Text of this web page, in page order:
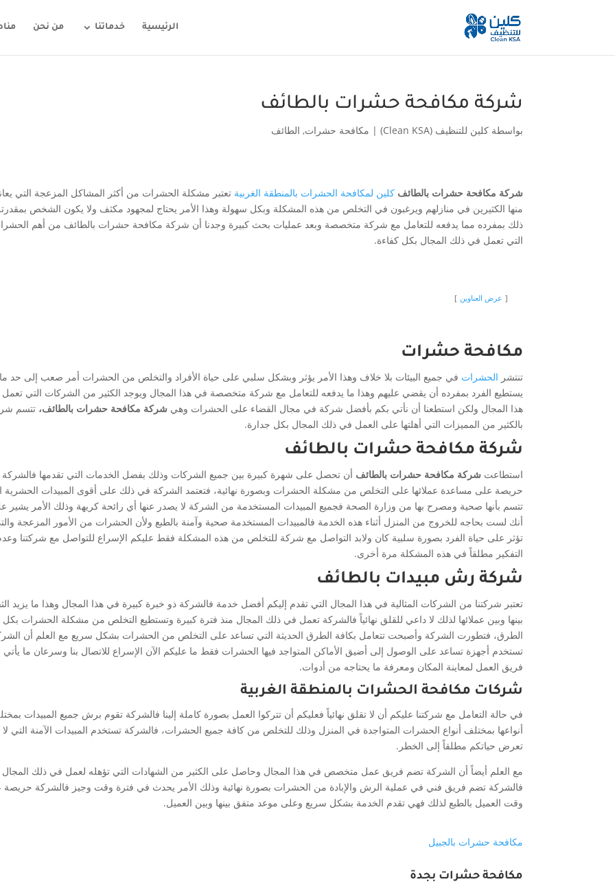
الرئيسية خدماتنا من نحن
شركة مكافحة حشرات بالطائف
بواسطةكلين للتنظيف (Clean KSA) | مكافحة حشرات, الطائف
شركة مكافحة حشرات بالطائفكلين لمكافحة الحشرات بالمنطقة الغربية تعتبر مشكلة الحشرات من أكثر المشاكل المزعجة التي
منها الكثيرين في منازلهم ويرغبون في التخلص من هذه المشكلة وبكل سهولة وهذا الأمر يحتاج لمجهود مكثف ولا يكون الشخص
ذلك بمفرده مما يدفعه للتعامل مع شركة متخصصة وبعد عمليات بحث كبيرة وجدنا أن شركة مكافحة حشرات بالطائف من أهم
التي تعمل في ذلك المجال بكل كفاءة.
عرض العناوين
مكافحة حشرات
تنتشر الحشرات في جميع البيئات بلا خلاف وهذا الأمر يؤثر وبشكل سلبي على حياة الأفراد والتخلص من الحشرات أمر صعب إلى حد ما
يستطيع الفرد بمفرده أن يقضي عليهم وهذا ما يدفعه للتعامل مع شركة متخصصة في هذا المجال ويوجد الكثير من الشركات التي
هذا المجال ولكن استطعنا أن نأتي بكم بأفضل شركة في مجال القضاء على الحشرات وهي شركة مكافحة حشرات بالطائف،تتسم
بالكثير من المميزات التي أهلتها على العمل في ذلك المجال بكل جدارة.
شركة مكافحة حشرات بالطائف
استطاعت شركة مكافحة حشرات بالطائف أن تحصل على شهرة كبيرة بين جميع الشركات وذلك بفضل الخدمات التي تقدمها فالشركة
حريصة على مساعدة عملائها على التخلص من مشكلة الحشرات وبصورة نهائية، فتعتمد الشركة في ذلك على أقوى المبيدات الحشرية
تتسم بأنها صحية ومصرح بها من وزارة الصحة فجميع المبيدات المستخدمة من الشركة لا يصدر عنها أي رائحة كريهة وذلك الأمر يشير
أنك لست بحاجه للخروج من المنزل أثناء هذه الخدمة فالمبيدات المستخدمة صحية وآمنة بالطبع ولأن الحشرات من الأمور المزعجة
تؤثر على حياة الفرد بصورة سلبية كان ولابد التواصل مع شركة للتخلص من هذه المشكلة فقط عليكم الإسراع للتواصل مع شركتنا
التفكير مطلقاً في هذه المشكلة مرة أخرى.
شركة رش مبيدات بالطائف
تعتبر شركتنا من الشركات المثالية في هذا المجال التي تقدم إليكم أفضل خدمة فالشركة ذو خبرة كبيرة في هذا المجال وهذا ما يزيد
بينها وبين عملائها لذلك لا داعي للقلق نهائياً فالشركة تعمل في ذلك المجال منذ فترة كبيرة وتستطيع التخلص من مشكلة الحشرات بكل
الطرق، فتطورت الشركة وأصبحت تتعامل بكافة الطرق الحديثة التي تساعد على التخلص من الحشرات بشكل سريع مع العلم أن
تستخدم أجهزة تساعد على الوصول إلى أضيق الأماكن المتواجد فيها الحشرات فقط ما عليكم الآن الإسراع للاتصال بنا وسرعان ما يأتي
فريق العمل لمعاينة المكان ومعرفة ما يحتاجه من أدوات.
شركات مكافحة الحشرات بالمنطقة الغربية
في حالة التعامل مع شركتنا عليكم أن لا تقلق نهائياً فعليكم أن تتركوا العمل بصورة كاملة إلينا فالشركة تقوم برش جميع المبيدات
أنواعها بمختلف أنواع الحشرات المتواجدة في المنزل وذلك للتخلص من كافة جميع الحشرات، فالشركة تستخدم المبيدات الآمنة التي لا
تعرض حياتكم مطلقاً إلى الخطر.
مع العلم أيضاً أن الشركة تضم فريق عمل متخصص في هذا المجال وحاصل على الكثير من الشهادات التي تؤهله لعمل في ذلك المجال
فالشركة تضم فريق فني في عملية الرش والإبادة من الحشرات بصورة نهائية وذلك الأمر يحدث في فترة وقت وجيز فالشركة حريصة
وقت العميل بالطبع لذلك فهي تقدم الخدمة بشكل سريع وعلى موعد متفق بينها وبين العميل.
مكافحة حشرات بالجبيل
مكافحة حشرات بجدة